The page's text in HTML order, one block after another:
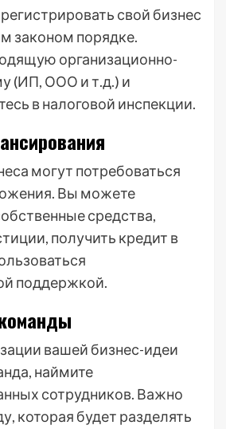
свой бизнес
законом порядке.
организационно-
(ИП, ООО и т.д.) и
в налоговой инспекции.
могут потребоваться
Вы можете
средства,
получить кредит в
поддержкой.
вашей бизнес-идеи
наймите
сотрудников. Важно
которая будет разделять